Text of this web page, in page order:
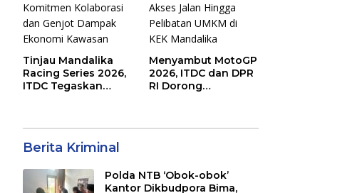
Tinjau Mandalika
Racing Series 2026,
ITDC Tegaskan
Menyambut MotoGP
2026, ITDC dan DPR
RI Dorong
Berita Kriminal
Polda NTB ‘Obok-obok’
Kantor Dikbudpora Bima,